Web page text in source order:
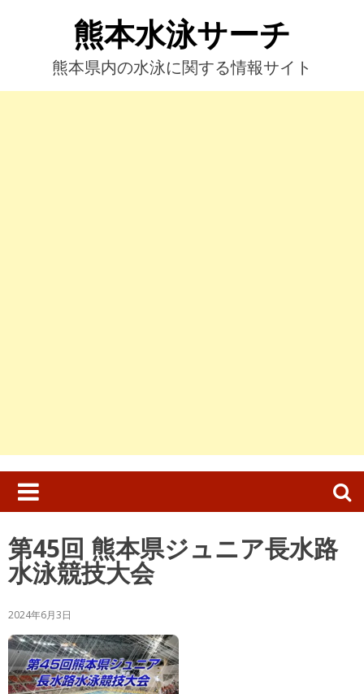
へ
熊本水泳サーチ
熊本県内の水泳に関する情報サイト
検
索:
第45回 熊本県ジュニア長水路
水泳競技大会
2024年6月3日